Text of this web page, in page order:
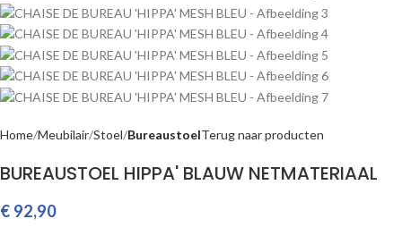
Home Meubilair Stoel BureaustoelTerug naar producten
BUREAUSTOEL HIPPA' BLAUW NETMATERIAAL
€ 92,90